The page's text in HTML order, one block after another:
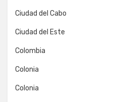
Ciudad del Cabo
Ciudad del Este
Colombia
Colonia
Colonia